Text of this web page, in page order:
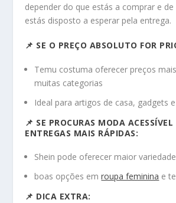
depender do que estás a comprar e
estás disposto a esperar pela entrega.
📌 SE O PREÇO ABSOLUTO FOR
Temu costuma oferecer preços
muitas categorias
Ideal para artigos de casa, gadgets
📌 SE PROCURAS MODA ACESSÍVEL
ENTREGAS MAIS RÁPIDAS:
Shein pode oferecer maior
boas opções emroupa feminina e
📌 DICA EXTRA: